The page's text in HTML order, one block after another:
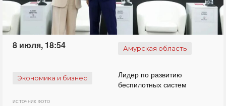
8 июля, 18:54 Амурская область
Экономика и бизнес
Лидер по развитию
беспилотных систем
ИСТОЧНИК ФОТО